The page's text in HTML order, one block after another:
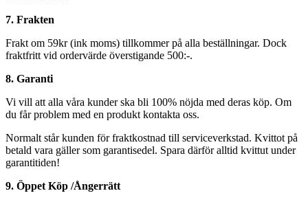
7. Frakten
Frakt om 59kr (ink moms) tillkommer på alla beställningar. Dock
fraktfritt vid ordervärde överstigande 500:-.
8. Garanti
Vi vill att alla våra kunder ska bli 100% nöjda med deras köp. Om
du får problem med en produkt kontakta oss.
Normalt står kunden för fraktkostnad till serviceverkstad. Kvittot på
betald vara gäller som garantisedel. Spara därför alltid kvittut under
garantitiden!
9. Öppet Köp /Ångerrätt